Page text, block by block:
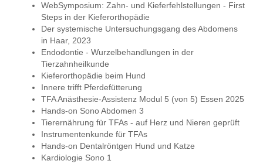
WebSymposium: Zahn- und Kieferfehlstellungen - First
Steps in der Kieferorthopädie
Der systemische Untersuchungsgang des Abdomens
in Haar, 2023
Endodontie - Wurzelbehandlungen in der
Tierzahnheilkunde
Kieferorthopädie beim Hund
Innere trifft Pferdefütterung
TFA Anästhesie-Assistenz Modul 5 (von 5) Essen 2025
Hands-on Sono Abdomen 3
Tierernährung für TFAs - auf Herz und Nieren geprüft
Instrumentenkunde für TFAs
Hands-on Dentalröntgen Hund und Katze
Kardiologie Sono 1